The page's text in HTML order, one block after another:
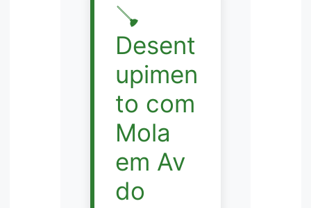
🪠
Desent
upimen
to com
Mola
em Av
do